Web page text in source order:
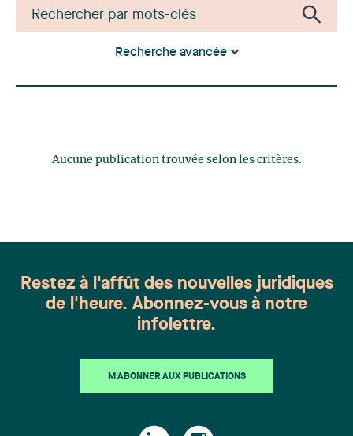
Recherche avancée
Aucune publication trouvée selon les critères.
Restez à l'affût des nouvelles juridiques
de l'heure. Abonnez-vous à notre
infolettre.
M'ABONNER AUX PUBLICATIONS